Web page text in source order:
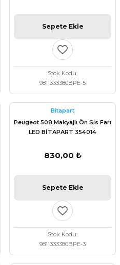
Sepete Ekle
Stok Kodu
9811333380BPE-5
Bitapart
Peugeot 508 Makyajlı Ön Sis Farı
LED BİTAPART 354014
830,00 ₺
Sepete Ekle
Stok Kodu
9811333380BPE-3